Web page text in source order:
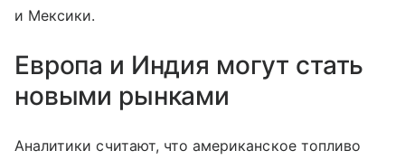
и Мексики.
Европа и Индия могут стать
новыми рынками
Аналитики считают, что американское топливо